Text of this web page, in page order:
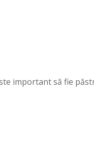
important să fie